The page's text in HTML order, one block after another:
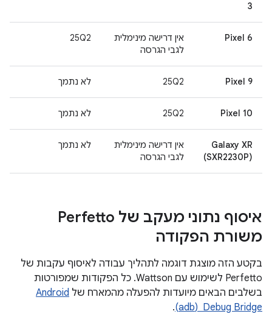
3
Pixel 6
אין דרישה מינימלית
לגבי הגרסה
25Q2
Pixel 9
25Q2 לא נתמך
Pixel 10
25Q2 לא נתמך
Galaxy XR
(SXR2230P)
אין דרישה מינימלית
לגבי הגרסה
לא נתמך
איסוף נתוני מעקב של Perfetto
משורת הפקודה
בקטע הזה מוצגת דוגמה לתהליך עבודה לאיסוף עקבות של
Perfetto לשימוש עם Wattson. כל הפקודות שמפורטות
בשלבים הבאים מיועדות להפעלה מהמארח של Android
Debug Bridge ‏ (adb)
.